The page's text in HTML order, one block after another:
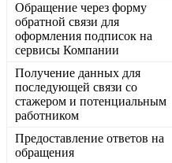
Обращение через форму
обратной связи для
оформления подписок на
сервисы Компании
Получение данных для
последующей связи со
стажером и потенциальным
работником
Предоставление ответов на
обращения